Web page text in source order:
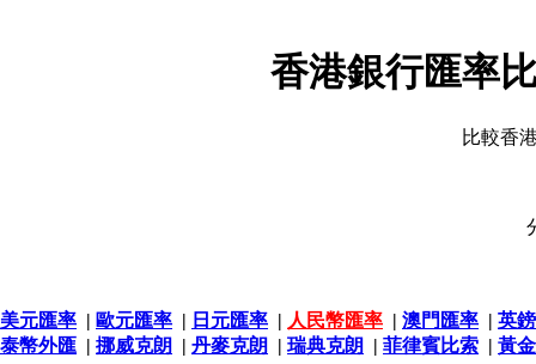
香港銀行匯率
比較香
美元匯率 | 歐元匯率 | 日元匯率 | 人民幣匯率 | 澳門匯率 | 英
泰幣外匯 | 挪威克朗 | 丹麥克朗 | 瑞典克朗 | 菲律賓比索 | 黃